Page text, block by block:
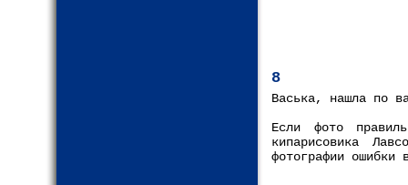
8
Васька, нашла по
Если фото
кипарисовика
фотографии ошибки